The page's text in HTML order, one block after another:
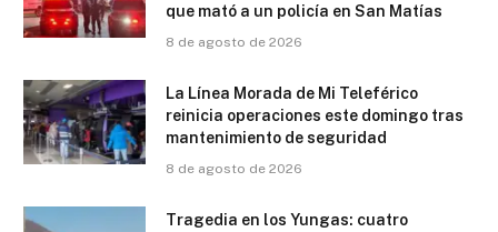
que mató a un policía en San Matías
8 de agosto de 2026
La Línea Morada de Mi Teleférico
reinicia operaciones este domingo tras
mantenimiento de seguridad
8 de agosto de 2026
Tragedia en los Yungas: cuatro